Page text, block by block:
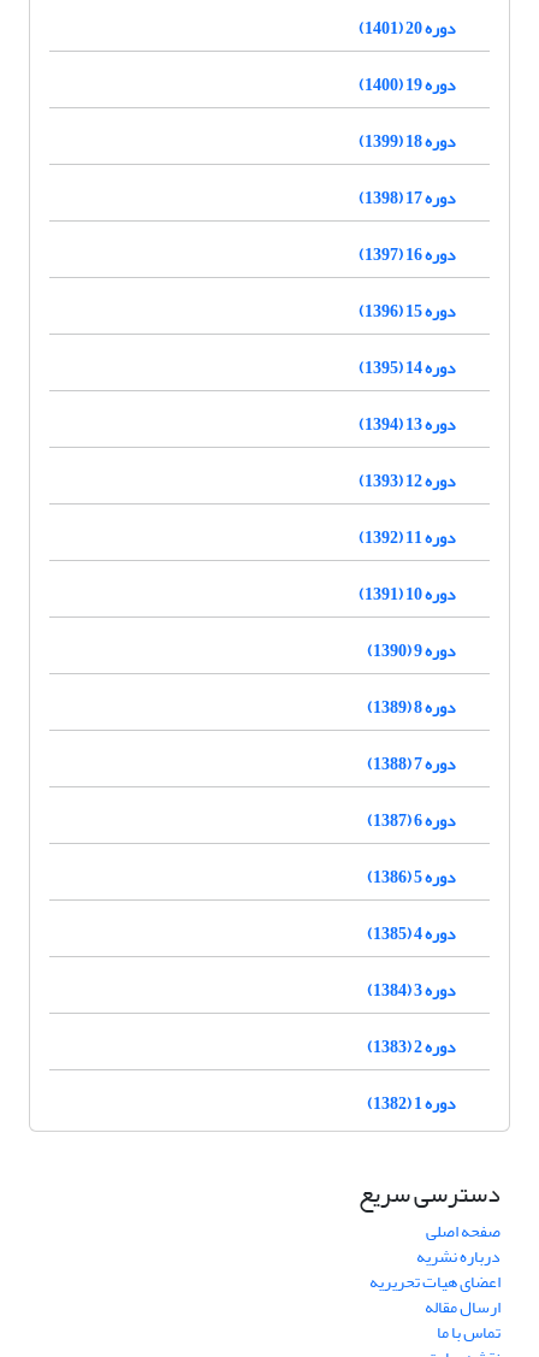
دوره 20 (1401)
دوره 19 (1400)
دوره 18 (1399)
دوره 17 (1398)
دوره 16 (1397)
دوره 15 (1396)
دوره 14 (1395)
دوره 13 (1394)
دوره 12 (1393)
دوره 11 (1392)
دوره 10 (1391)
دوره 9 (1390)
دوره 8 (1389)
دوره 7 (1388)
دوره 6 (1387)
دوره 5 (1386)
دوره 4 (1385)
دوره 3 (1384)
دوره 2 (1383)
دوره 1 (1382)
دسترسی سریع
صفحه اصلی
درباره نشریه
اعضای هیات تحریریه
ارسال مقاله
تماس با ما